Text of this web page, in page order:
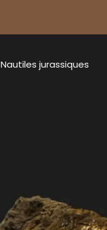
Nautiles jurassiques